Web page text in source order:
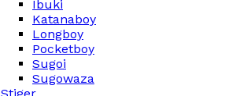
Ibuki
Katanaboy
Longboy
Pocketboy
Sugoi
Sugowaza